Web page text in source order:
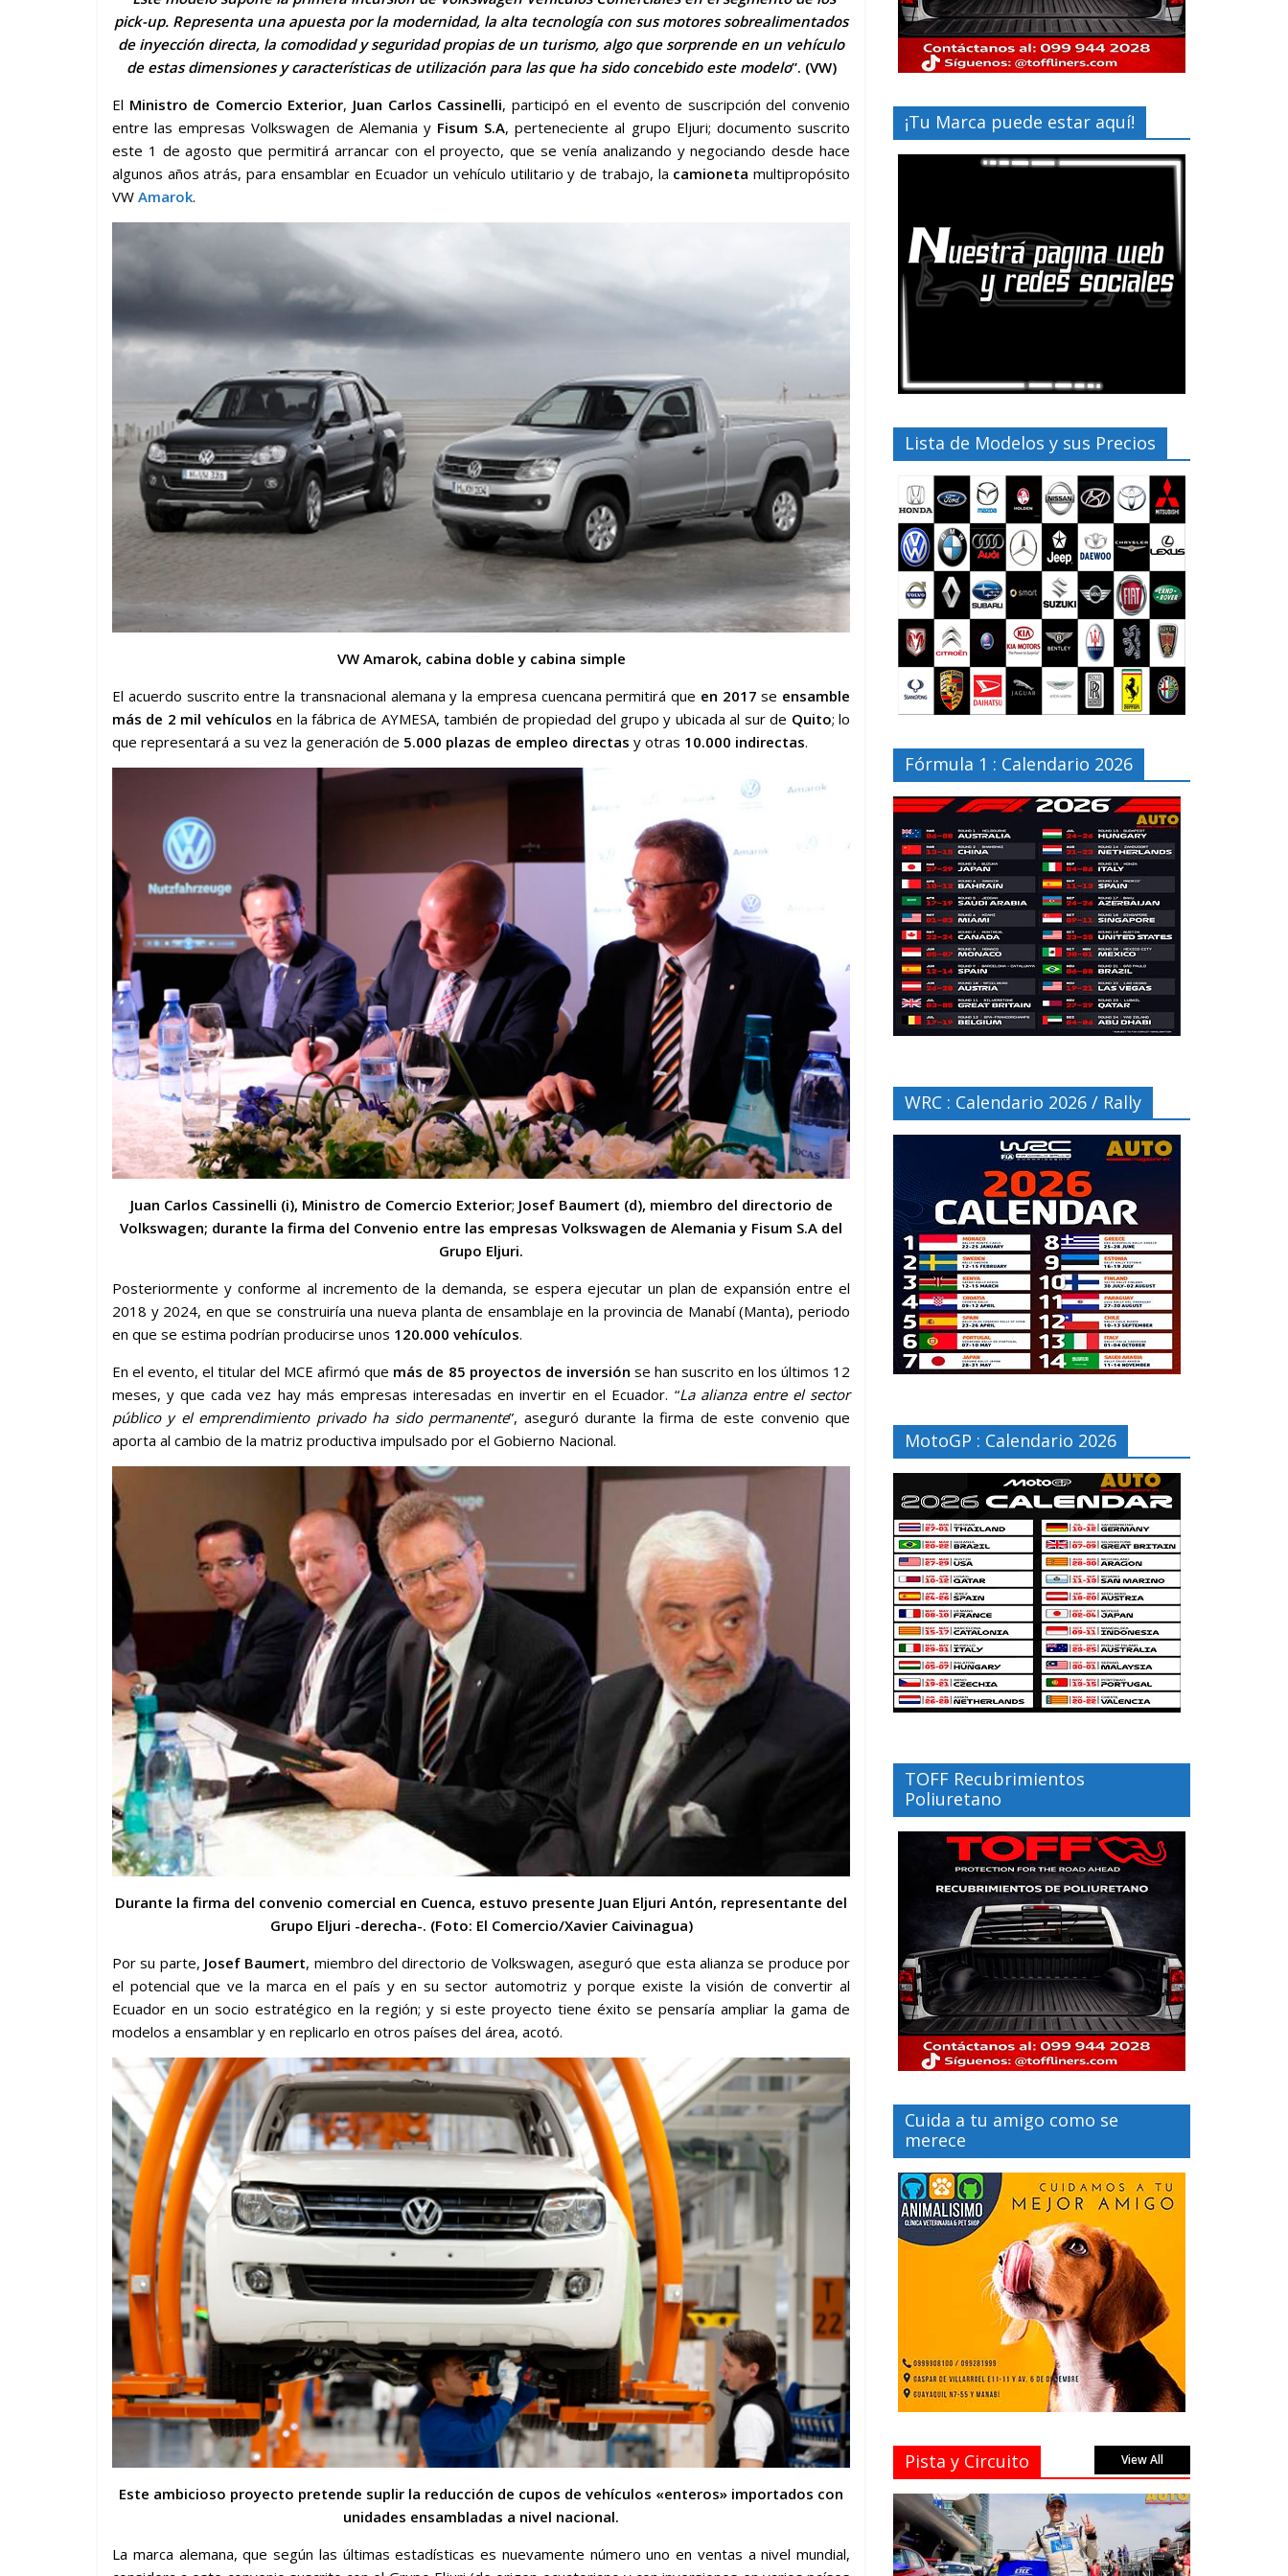
pick-up. Representa una apuesta por la modernidad, la alta tecnología con sus motores sobrealimentados
de inyección directa, la comodidad y seguridad propias de un turismo, algo que sorprende en un vehículo
de estas dimensiones y características de utilización para las que ha sido concebido este modelo”. (VW)
El Ministro de Comercio Exterior, Juan Carlos Cassinelli, participó en el evento de suscripción del convenio
entre las empresas Volkswagen de Alemania y Fisum S.A, perteneciente al grupo Eljuri; documento suscrito
este 1 de agosto que permitirá arrancar con el proyecto, que se venía analizando y negociando desde hace
algunos años atrás, para ensamblar en Ecuador un vehículo utilitario y de trabajo, la camioneta multipropósito
VW Amarok.
VW Amarok, cabina doble y cabina simple
El acuerdo suscrito entre la transnacional alemana y la empresa cuencana permitirá que en 2017 se ensamble
más de 2 mil vehículos en la fábrica de AYMESA, también de propiedad del grupo y ubicada al sur de Quito; lo
que representará a su vez la generación de 5.000 plazas de empleo directas y otras 10.000 indirectas.
Juan Carlos Cassinelli (i), Ministro de Comercio Exterior; Josef Baumert (d), miembro del directorio de
Volkswagen; durante la firma del Convenio entre las empresas Volkswagen de Alemania y Fisum S.A del
Grupo Eljuri.
Posteriormente y conforme al incremento de la demanda, se espera ejecutar un plan de expansión entre el
2018 y 2024, en que se construiría una nueva planta de ensamblaje en la provincia de Manabí (Manta), periodo
en que se estima podrían producirse unos 120.000 vehículos.
En el evento, el titular del MCE afirmó que más de 85 proyectos de inversión se han suscrito en los últimos 12
meses, y que cada vez hay más empresas interesadas en invertir en el Ecuador. “La alianza entre el sector
público y el emprendimiento privado ha sido permanente”, aseguró durante la firma de este convenio que
aporta al cambio de la matriz productiva impulsado por el Gobierno Nacional.
Durante la firma del convenio comercial en Cuenca, estuvo presente Juan Eljuri Antón, representante del
Grupo Eljuri -derecha-. (Foto: El Comercio/Xavier Caivinagua)
Por su parte, Josef Baumert, miembro del directorio de Volkswagen, aseguró que esta alianza se produce por
el potencial que ve la marca en el país y en su sector automotriz y porque existe la visión de convertir al
Ecuador en un socio estratégico en la región; y si este proyecto tiene éxito se pensaría ampliar la gama de
modelos a ensamblar y en replicarlo en otros países del área, acotó.
Este ambicioso proyecto pretende suplir la reducción de cupos de vehículos «enteros» importados con
unidades ensambladas a nivel nacional.
La marca alemana, que según las últimas estadísticas es nuevamente número uno en ventas a nivel mundial,
¡Tu Marca puede estar aquí!
Lista de Modelos y sus Precios
Fórmula 1 : Calendario 2026
WRC : Calendario 2026 / Rally
MotoGP : Calendario 2026
TOFF Recubrimientos
Poliuretano
Cuida a tu amigo como se
merece
Pista y Circuito View All